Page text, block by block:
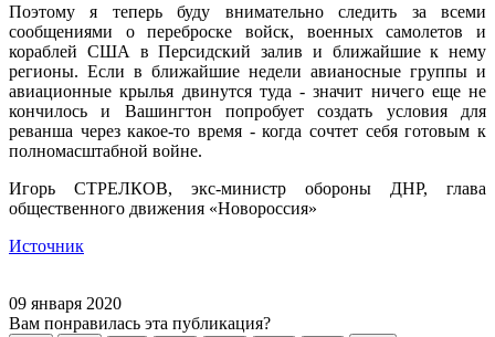
Поэтому я теперь буду внимательно следить за всеми
сообщениями о переброске войск, военных самолетов и
кораблей США в Персидский залив и ближайшие к нему
регионы. Если в ближайшие недели авианосные группы и
авиационные крылья двинутся туда - значит ничего еще не
кончилось и Вашингтон попробует создать условия для
реванша через какое-то время - когда сочтет себя готовым к
полномасштабной войне.
Игорь СТРЕЛКОВ, экс-министр обороны ДНР, глава
общественного движения «Новороссия»
Источник
09 января 2020
Вам понравилась эта публикация?